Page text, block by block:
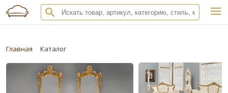
Главная Каталог